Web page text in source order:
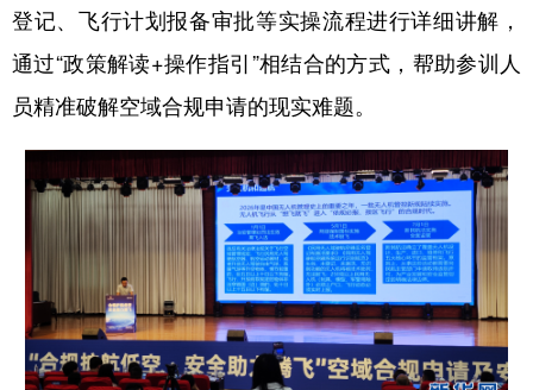
多语种频道
Русский язык 日本語 한국어
Deutsch Português
登记、飞行计划报备审批等实操流程进行详细讲解，
通过“政策解读+操作指引”相结合的方式，帮助参训人
员精准破解空域合规申请的现实难题。